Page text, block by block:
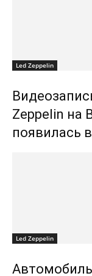
Led Zeppelin
Zeppelin на
появилась
Led Zeppelin